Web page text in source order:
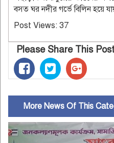
বসত ঘর নদীর গর্ভে বিলিন হয়ে
Post Views: 37
Please Share This
More News Of This